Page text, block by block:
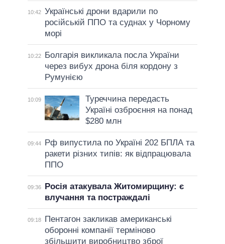
10:42 Українські дрони вдарили по
російській ППО та суднах у Чорному
морі
10:22
Болгарія викликала посла України
через вибух дрона біля кордону з
Румунією
10:09
Туреччина передасть
Україні озброєння на понад
$280 млн
09:44
Рф випустила по Україні 202 БПЛА та
ракети різних типів: як відпрацювала
ППО
09:36
Росія атакувала Житомирщину: є
влучання та постраждалі
09:18
Пентагон закликав американські
оборонні компанії терміново
збільшити виробництво зброї